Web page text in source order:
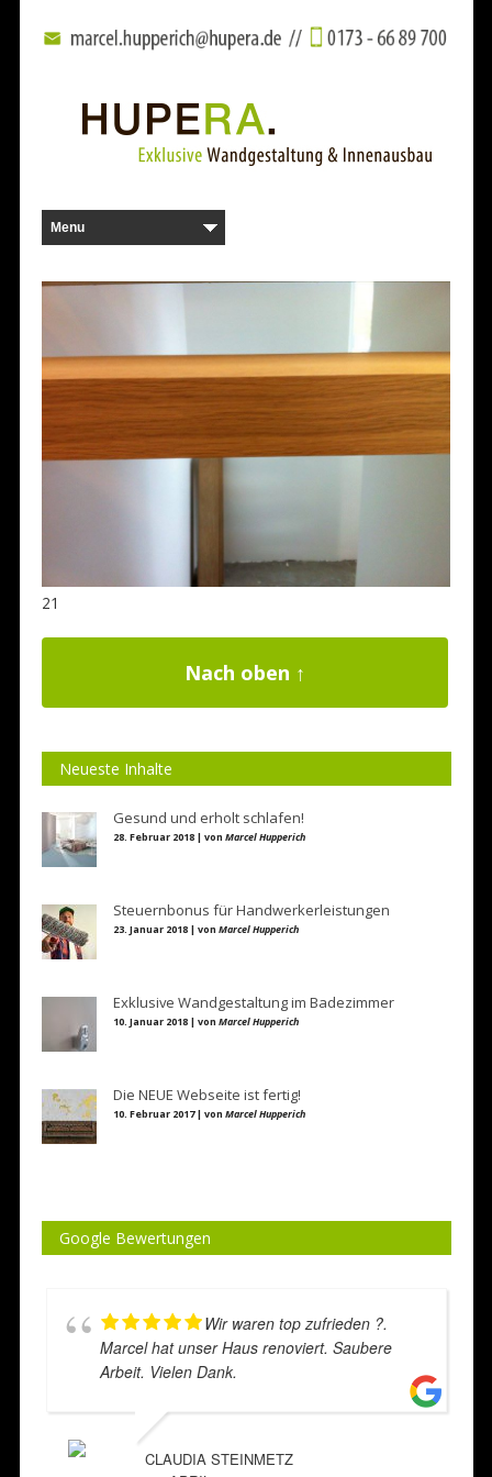
21
Nach oben ↑
Neueste Inhalte
Gesund und erholt schlafen!
28. Februar 2018 | von Marcel Hupperich
Steuernbonus für Handwerkerleistungen
23. Januar 2018 | von Marcel Hupperich
Exklusive Wandgestaltung im Badezimmer
10. Januar 2018 | von Marcel Hupperich
Die NEUE Webseite ist fertig!
10. Februar 2017 | von Marcel Hupperich
Google Bewertungen
Wir waren top zufrieden ?.
Marcel hat unser Haus renoviert. Saubere
Arbeit. Vielen Dank.
CLAUDIA STEINMETZ